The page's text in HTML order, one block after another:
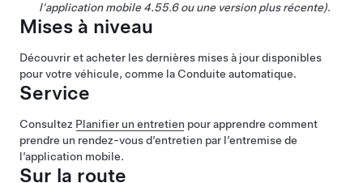
l'application mobile 4.55.6 ou une version plus récente).
Mises à niveau
Découvrir et acheter les dernières mises à jour disponibles
pour votre véhicule, comme la Conduite automatique.
Service
Consultez Planifier un entretien pour apprendre comment
prendre un rendez-vous d’entretien par l’entremise de
l’application mobile.
Sur la route